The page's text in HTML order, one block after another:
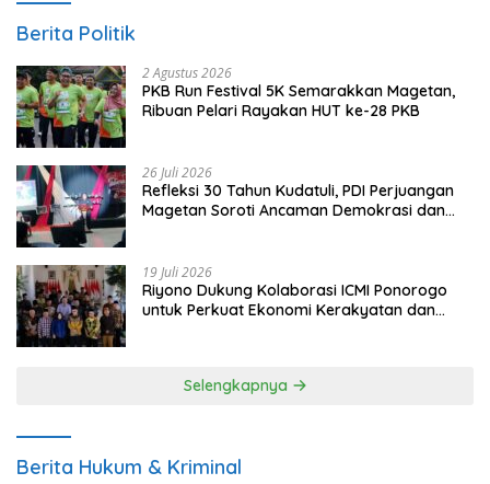
Berita Politik
2 Agustus 2026
PKB Run Festival 5K Semarakkan Magetan,
Ribuan Pelari Rayakan HUT ke-28 PKB
26 Juli 2026
Refleksi 30 Tahun Kudatuli, PDI Perjuangan
Magetan Soroti Ancaman Demokrasi dan
19 Juli 2026
Riyono Dukung Kolaborasi ICMI Ponorogo
untuk Perkuat Ekonomi Kerakyatan dan
Selengkapnya
Berita Hukum & Kriminal